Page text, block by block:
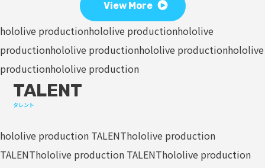
View More
hololive productionhololive productionhololive
productionhololive productionhololive productionhololive
productionhololive production
TALENT
タレント
hololive production TALENThololive production
TALENThololive production TALENThololive production